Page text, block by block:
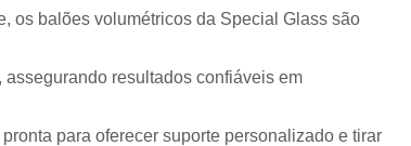
Equipamento Banho Maria Laboratório
Calibração de Equipamentos de Indústrias
Calibração de Equipamentos de Medição
os balões volumétricos da Special Glass são
resultados confiáveis em
para oferecer suporte personalizado e tirar